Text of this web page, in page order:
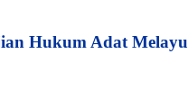
Hukum Adat Melayu